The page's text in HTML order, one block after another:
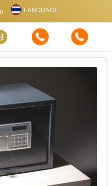
LANGUAGE